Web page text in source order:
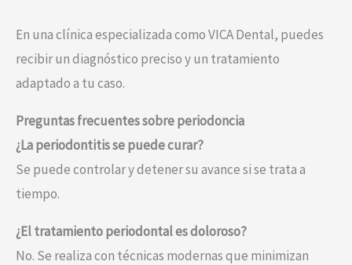
En una clínica especializada como VICA Dental, puedes
recibir un diagnóstico preciso y un tratamiento
adaptado a tu caso.
Preguntas frecuentes sobre periodoncia
¿La periodontitis se puede curar?
Se puede controlar y detener su avance si se trata a
tiempo.
¿El tratamiento periodontal es doloroso?
No. Se realiza con técnicas modernas que minimizan